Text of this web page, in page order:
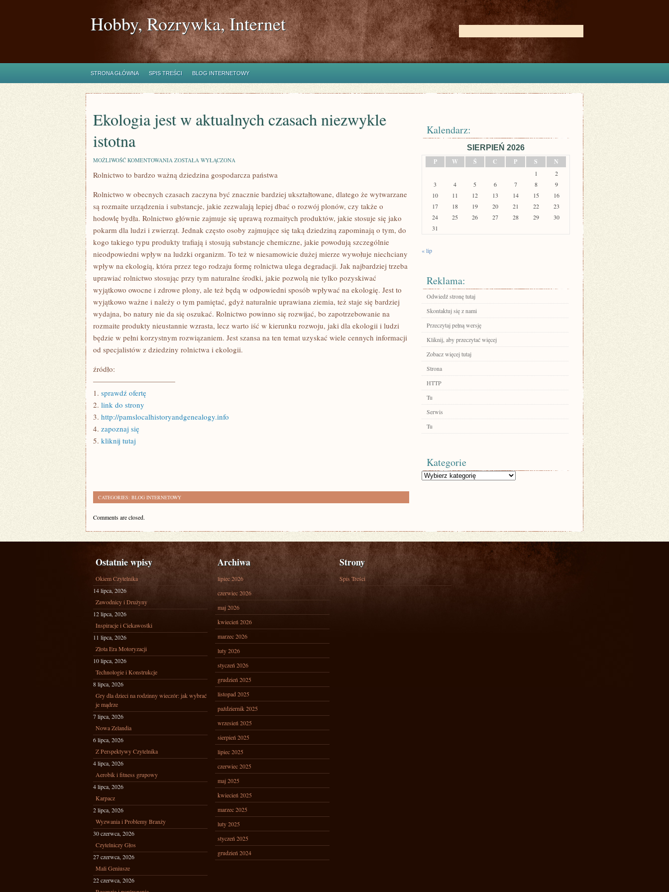
Hobby, Rozrywka, Internet
STRONA GŁÓWNA SPIS TREŚCI BLOG INTERNETOWY
Ekologia jest w aktualnych czasach niezwykle
istotna
MOŻLIWOŚĆ KOMENTOWANIA EKOLOGIA
W
AKTUALNYCH
NIEZWYKLE
ISTOTNA
ZOSTAŁA WYŁĄCZONA
Rolnictwo to bardzo ważną dziedzina gospodarcza państwa
Rolnictwo w obecnych czasach zaczyna być znacznie bardziej ukształtowane, dlatego że wytwarzane
są rozmaite urządzenia i substancje, jakie zezwalają lepiej dbać o rozwój plonów, czy także o
hodowlę bydła. Rolnictwo głównie zajmuje się uprawą rozmaitych produktów, jakie stosuje się jako
pokarm dla ludzi i zwierząt. Jednak często osoby zajmujące się taką dziedziną zapominają o tym, do
kogo takiego typu produkty trafiają i stosują substancje chemiczne, jakie powodują szczególnie
nieodpowiedni wpływ na ludzki organizm. To też w niesamowicie dużej mierze wywołuje niechciany
wpływ na ekologią, która przez tego rodzaju formę rolnictwa ulega degradacji. Jak najbardziej trzeba
uprawiać rolnictwo stosując przy tym naturalne środki, jakie pozwolą nie tylko pozyskiwać
wyjątkowo owocne i zdrowe plony, ale też będą w odpowiedni sposób wpływać na ekologię. Jest to
wyjątkowo ważne i należy o tym pamiętać, gdyż naturalnie uprawiana ziemia, też staje się bardziej
wydajna, bo natury nie da się oszukać. Rolnictwo powinno się rozwijać, bo zapotrzebowanie na
rozmaite produkty nieustannie wzrasta, lecz warto iść w kierunku rozwoju, jaki dla ekologii i ludzi
będzie w pełni korzystnym rozwiązaniem. Jest szansa na ten temat uzyskać wiele cennych informacji
od specjalistów z dziedziny rolnictwa i ekologii.
źródło:
———————————
1. sprawdź ofertę
2. link do strony
3. http://pamslocalhistoryandgenealogy.info
4. zapoznaj się
5. kliknij tutaj
CATEGORIES: BLOG INTERNETOWY
Comments are closed.
Kalendarz:
SIERPIEŃ 2026
P
W Ś C P S N
1
2
3
4 5 6 7 8
9
10
11 12 13 14 15
16
17
18 19 20 21 22
23
24
25 26 27 28 29
30
31
« lip
Reklama:
Odwiedź stronę tutaj
Skontaktuj się z nami
Przeczytaj pełną wersję
Kliknij, aby przeczytać więcej
Zobacz więcej tutaj
Strona
HTTP
Tu
Serwis
Tu
Kategorie
Kategorie
Ostatnie wpisy
Okiem Czytelnika
14 lipca, 2026
Zawodnicy i Drużyny
12 lipca, 2026
Inspiracje i Ciekawostki
11 lipca, 2026
Złota Era Motoryzacji
10 lipca, 2026
Technologie i Konstrukcje
8 lipca, 2026
Gry dla dzieci na rodzinny wieczór: jak wybrać
je mądrze
7 lipca, 2026
Nowa Zelandia
6 lipca, 2026
Z Perspektywy Czytelnika
4 lipca, 2026
Aerobik i fitness grupowy
4 lipca, 2026
Karpacz
2 lipca, 2026
Wyzwania i Problemy Branży
30 czerwca, 2026
Czytelniczy Głos
27 czerwca, 2026
Mali Geniusze
22 czerwca, 2026
Archiwa
lipiec 2026
czerwiec 2026
maj 2026
kwiecień 2026
marzec 2026
luty 2026
styczeń 2026
grudzień 2025
listopad 2025
październik 2025
wrzesień 2025
sierpień 2025
lipiec 2025
czerwiec 2025
maj 2025
kwiecień 2025
marzec 2025
luty 2025
styczeń 2025
grudzień 2024
Strony
Spis Treści